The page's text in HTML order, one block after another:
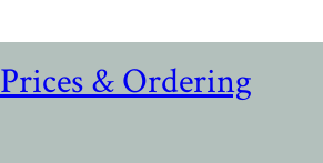
Prices & Ordering